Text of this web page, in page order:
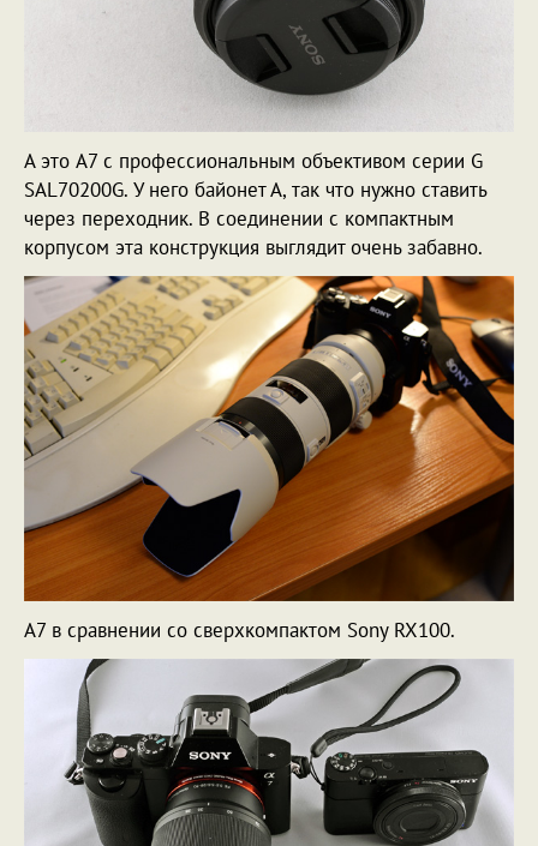
А это A7 с профессиональным объективом серии G
SAL70200G. У него байонет А, так что нужно ставить
через переходник. В соединении с компактным
корпусом эта конструкция выглядит очень забавно.
A7 в сравнении со сверхкомпактом Sony RX100.